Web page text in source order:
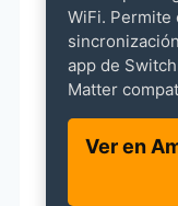
WiFi. Permite
app de
Matter
Ver en